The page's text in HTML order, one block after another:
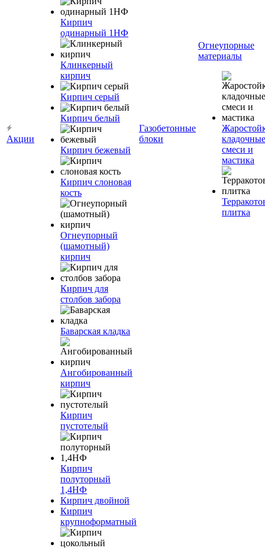
Акции
Кирпич
одинарный 1НФ
Клинкерный
кирпич
Кирпич серый
Кирпич белый
Кирпич бежевый
Кирпич слоновая
кость
Огнеупорный
(шамотный)
кирпич
Кирпич для
столбов забора
Баварская кладка
Ангобированный
кирпич
Кирпич
пустотелый
Кирпич
полуторный
1,4НФ
Кирпич двойной
Кирпич
крупноформатный
Газобетонные
блоки
Огнеупорные
материалы
кладочные
смеси и
мастика
плитка